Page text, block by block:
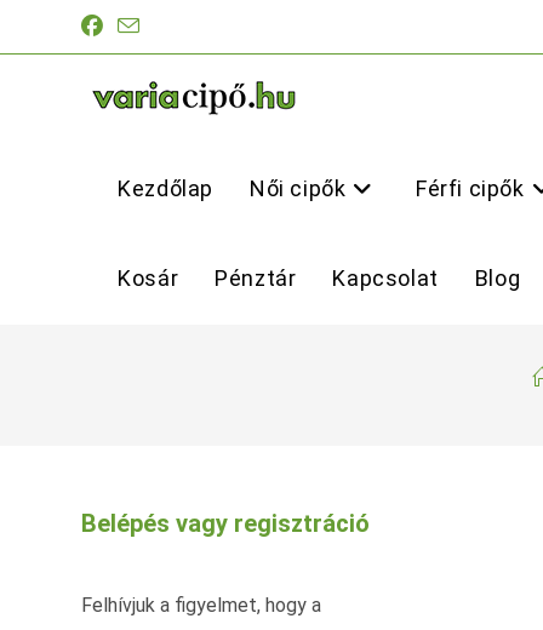
Kezdőlap Női cipők Férfi cipők
Kosár Pénztár Kapcsolat Blog
Belépés vagy regisztráció
Felhívjuk a figyelmet, hogy a